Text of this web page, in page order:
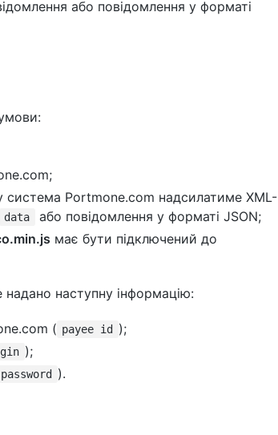
або повідомлення у форматі
система Portmone.com надсилатиме XML-
data
або повідомлення у форматі JSON;
має бути підключений до
надано наступну інформацію:
( payee id
);
);
password ).